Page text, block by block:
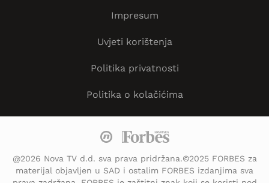
Impresum
Uvjeti korištenja
Politika privatnosti
Politika o kolačićima
@2026 Nova TV d.d. sva prava pridržana.©2025 FORBES za
materijal objavljen u SAD i ostalim FORBES izdanjima sva